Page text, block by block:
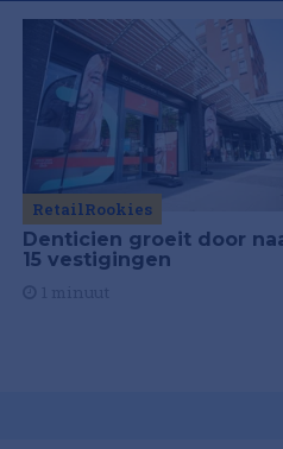
RetailRookies
Denticien groeit door
15 vestigingen